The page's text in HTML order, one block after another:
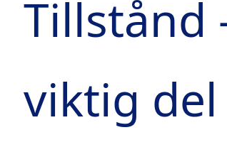
Tillstånd
viktig